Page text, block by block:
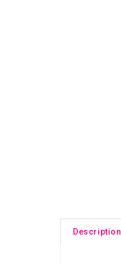
Description